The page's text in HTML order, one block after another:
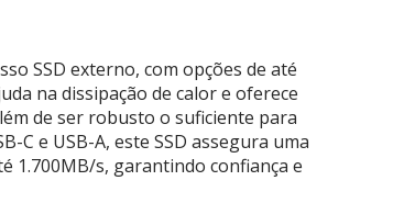
SSD externo, com opções de até
na dissipação de calor e oferece
de ser robusto o suficiente para
C e USB-A, este SSD assegura uma
1.700MB/s, garantindo confiança e